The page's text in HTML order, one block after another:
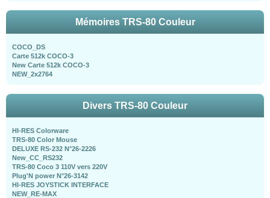
Mémoires TRS-80 Couleur
COCO_DS
Carte 512k COCO-3
New Carte 512k COCO-3
NEW_2x2764
Divers TRS-80 Couleur
HI-RES Colorware
TRS-80 Color Mouse
DELUXE RS-232 N°26-2226
New_CC_RS232
TRS-80 Coco 3 110V vers 220V
Plug'N power N°26-3142
HI-RES JOYSTICK INTERFACE
NEW_RE-MAX